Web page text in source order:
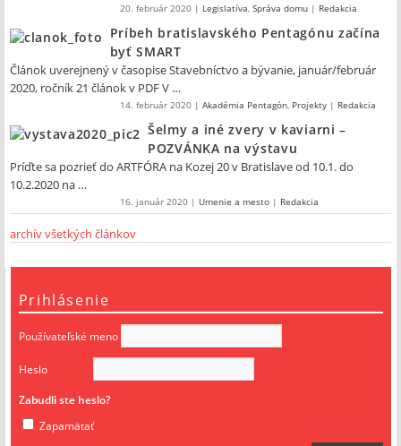
20. február 2020| Legislatíva, Správa domu| Redakcia
Príbeh bratislavského Pentagónu začína
byť SMART
Článok uverejnený v časopise Stavebníctvo a bývanie, január/február
2020, ročník 21 článok v PDF V …
14. február 2020| Akadémia Pentagón, Projekty| Redakcia
Šelmy a iné zvery v kaviarni –
POZVÁNKA na výstavu
Príďte sa pozrieť do ARTFÓRA na Kozej 20 v Bratislave od 10.1. do
10.2.2020 na …
16. január 2020| Umenie a mesto| Redakcia
archív všetkých článkov
Prihlásenie
Používateľské meno
Heslo
Zabudli ste heslo?
Zapamätať